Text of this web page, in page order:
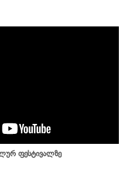
ფესტივალზე